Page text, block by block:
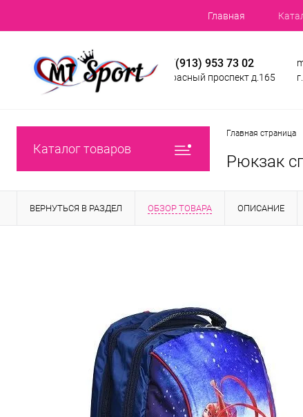
Главная
+7(913) 953 73 02
Красный проспект д.165
Каталог товаров
Главная страница
Рюкзак
ВЕРНУТЬСЯ В РАЗДЕЛ ОБЗОР ТОВАРА ОПИСАНИЕ